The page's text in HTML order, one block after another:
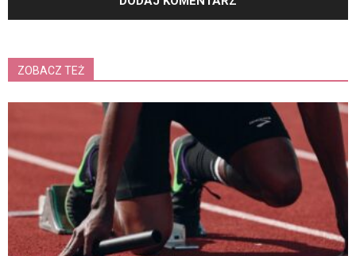
ZOBACZ TEŻ